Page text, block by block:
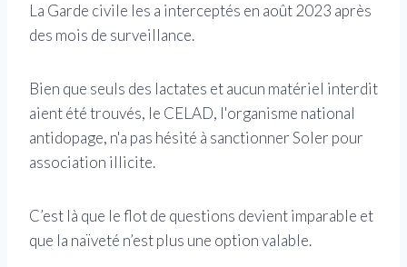
La Garde civile les a interceptés en août 2023 après
des mois de surveillance.
Bien que seuls des lactates et aucun matériel interdit
aient été trouvés, le CELAD, l'organisme national
antidopage, n'a pas hésité à sanctionner Soler pour
association illicite.
C’est là que le flot de questions devient imparable et
que la naïveté n’est plus une option valable.